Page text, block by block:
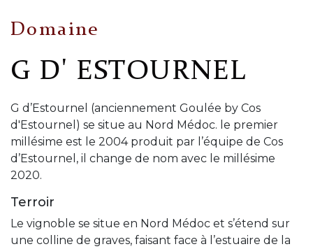
Domaine
G D' ESTOURNEL
G d’Estournel (anciennement Goulée by Cos
d'Estournel) se situe au Nord Médoc. le premier
millésime est le 2004 produit par l’équipe de Cos
d’Estournel, il change de nom avec le millésime
2020.
Terroir
Le vignoble se situe en Nord Médoc et s’étend sur
une colline de graves, faisant face à l’estuaire de la